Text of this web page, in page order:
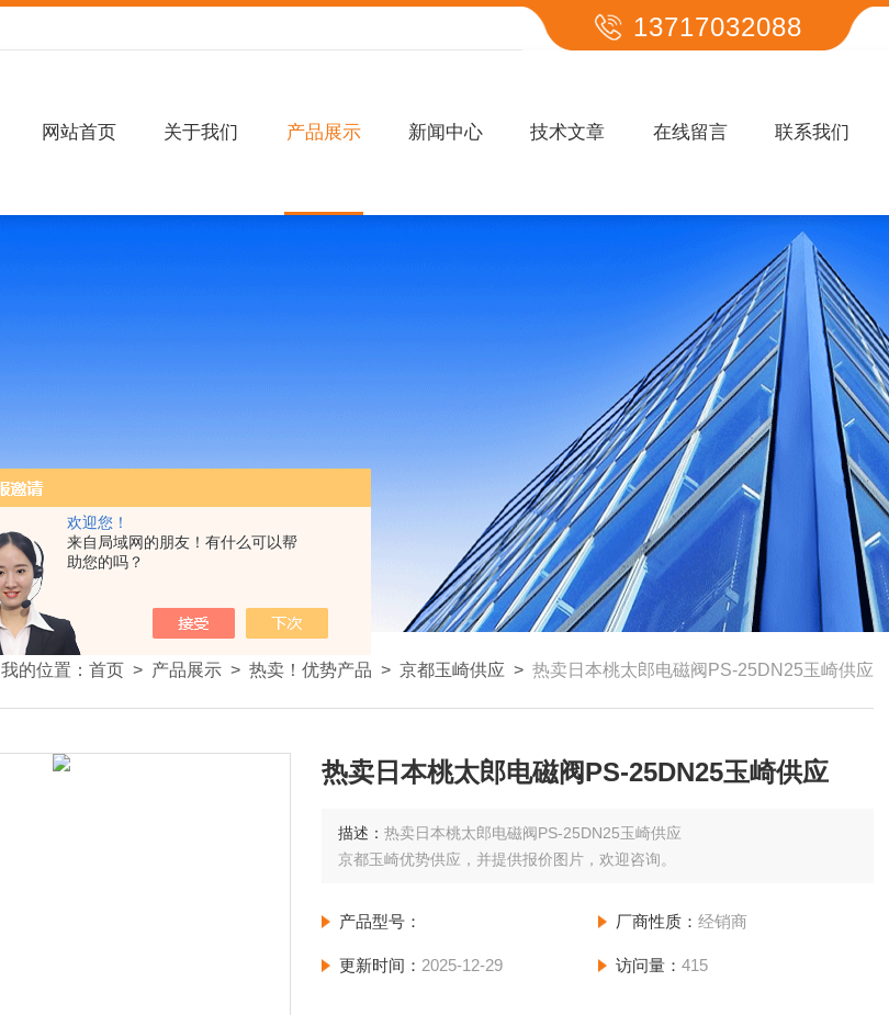
欢迎您！
来自局域网的朋友！有什么可以帮
助您的吗？
13717032088
网站首页 关于我们 产品展示 新闻中心 技术文章 在线留言 联系我们
我的位置： 首页 > 产品展示 > 热卖！优势产品 > 京都玉崎供应 > 热卖日本桃太郎电磁阀PS-25DN25玉崎供应
热卖日本桃太郎电磁阀PS-25DN25玉崎供应
描述：热卖日本桃太郎电磁阀PS-25DN25玉崎供应
京都玉崎优势供应，并提供报价图片，欢迎咨询。
产品型号： 厂商性质： 经销商
更新时间： 2025-12-29 访问量： 415